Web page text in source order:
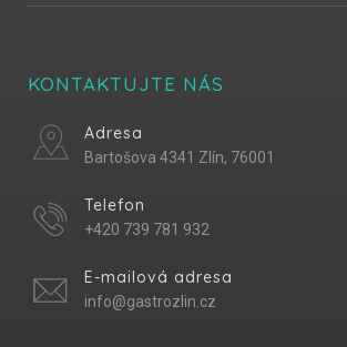
KONTAKTUJTE NÁS
Adresa
Bartošova 4341 Zlín, 76001
Telefon
+420 739 781 932
E-mailová adresa
info@gastrozlin.cz